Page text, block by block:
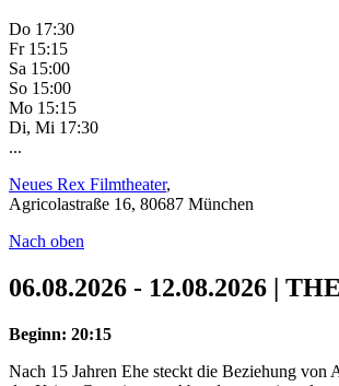
Do 17:30
Fr 15:15
Sa 15:00
So 15:00
Mo 15:15
Di, Mi 17:30
...
Neues Rex Filmtheater,
Agricolastraße 16, 80687 München
Nach oben
06.08.2026 - 12.08.2026 |
Beginn: 20:15
Nach 15 Jahren Ehe steckt die Beziehung von